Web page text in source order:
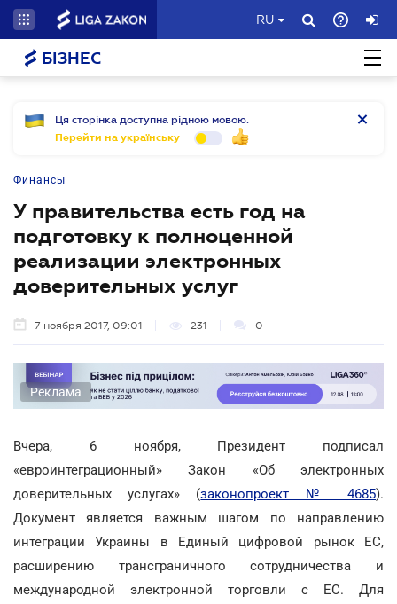
RU
БІЗНЕС
Ця сторінка доступна рідною мовою.
Перейти на українську
Финансы
У правительства есть год на
подготовку к полноценной
реализации электронных
доверительных услуг
7 ноября 2017, 09:01 231 0
Реклама
Вчера, 6 ноября, Президент подписал
«евроинтеграционный» Закон «Об электронных
доверительных услугах» (законопроект № 4685).
Документ является важным шагом по направлению
интеграции Украины в Единый цифровой рынок ЕС,
расширению трансграничного сотрудничества и
международной электронной торговли с ЕС. Для